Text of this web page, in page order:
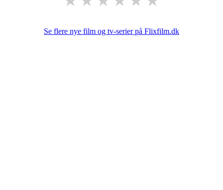
Se flere nye film og tv-serier på Flixfilm.dk